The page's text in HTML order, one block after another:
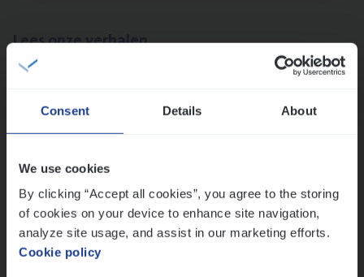
Consent Details About
We use cookies
By clicking “Accept all cookies”, you agree to the storing
of cookies on your device to enhance site navigation,
analyze site usage, and assist in our marketing efforts.
Cookie policy
Lees onze verhalen
Meer dan collega’s: hoe Julie en Aurélie elkaar
Mathias houdt van diepgaande dossiers én droge
humor
werk
Ons sollicitatieproces